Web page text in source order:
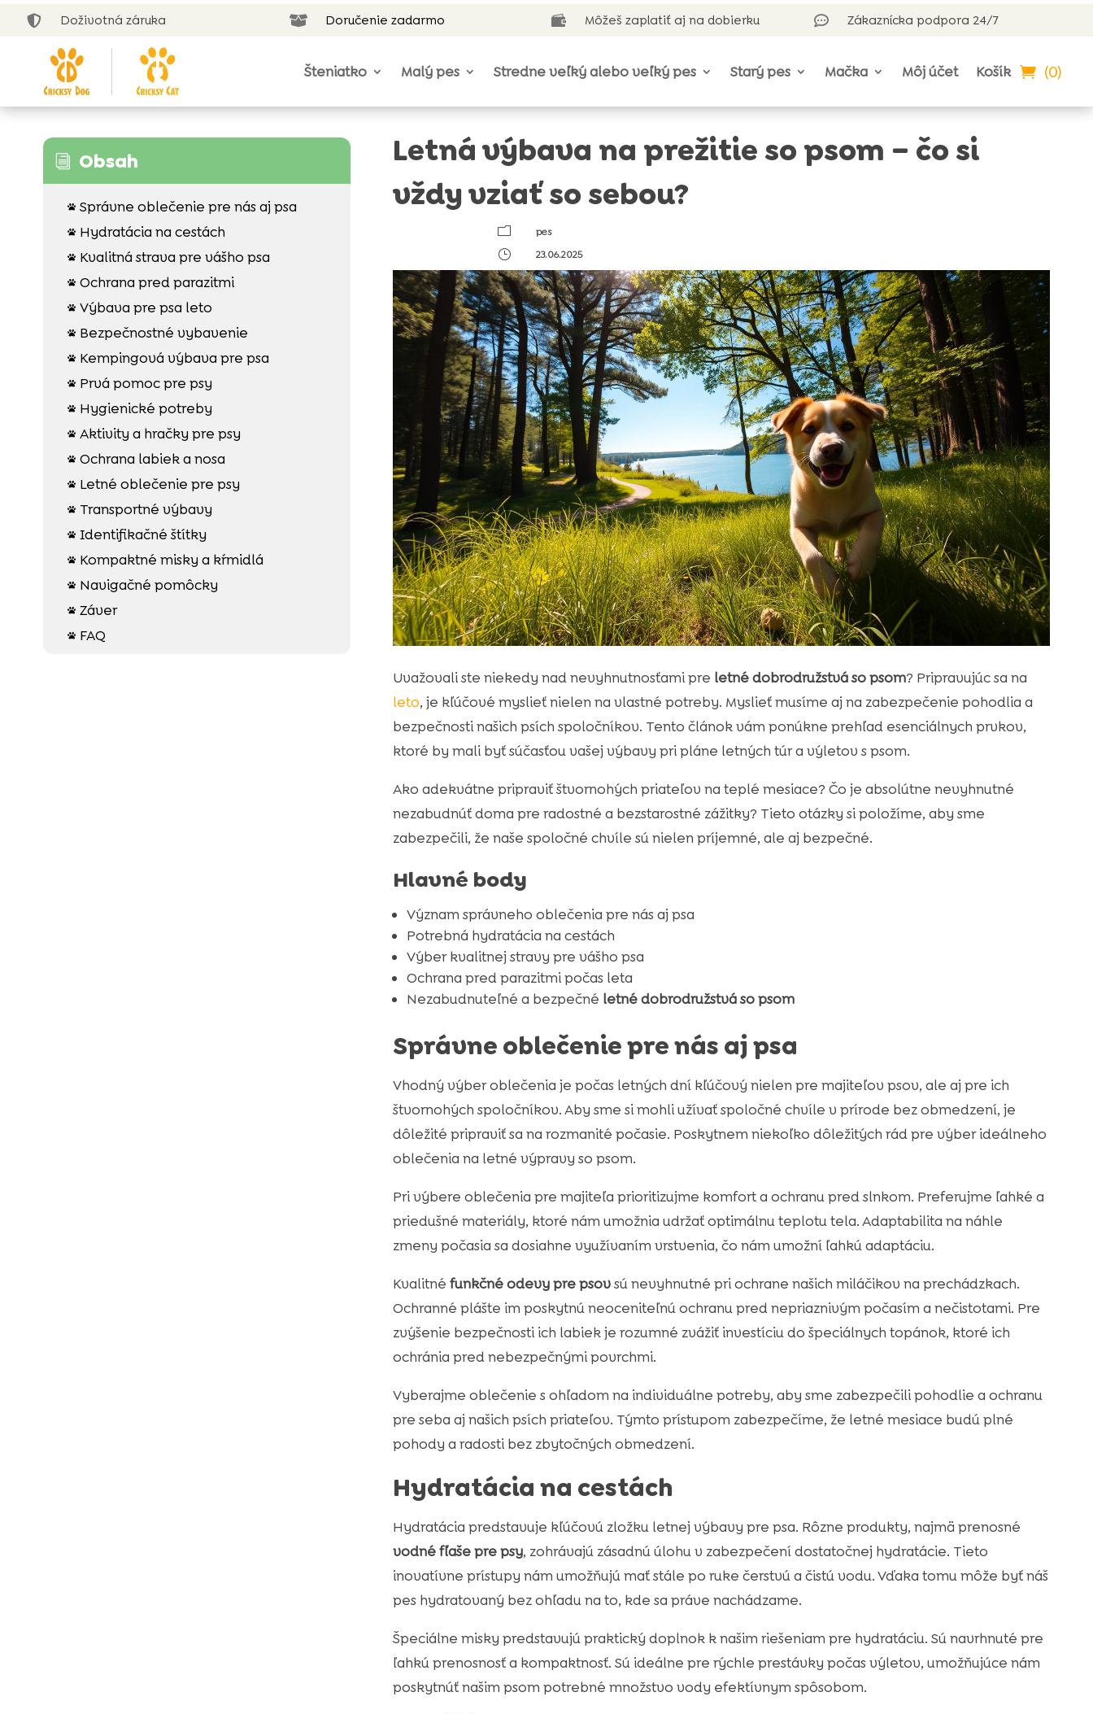
 Doživotná záruka  Doručenie zadarmo  Môžeš zaplatiť aj na dobierku  Zákaznícka podpora 24/7
Šteniatko Malý pes Stredne veľký alebo veľký pes Starý pes Mačka Môj účet Košík (0)
i Obsah
 Správne oblečenie pre nás aj psa
 Hydratácia na cestách
 Kvalitná strava pre vášho psa
 Ochrana pred parazitmi
 Výbava pre psa leto
 Bezpečnostné vybavenie
 Kempingová výbava pre psa
 Prvá pomoc pre psy
 Hygienické potreby
 Aktivity a hračky pre psy
 Ochrana labiek a nosa
 Letné oblečenie pre psy
 Transportné výbavy
 Identifikačné štítky
 Kompaktné misky a kŕmidlá
 Navigačné pomôcky
 Záver
 FAQ
Letná výbava na prežitie so psom – čo si
vždy vziať so sebou?
m
pes
}
23.06.2025
Uvažovali ste niekedy nad nevyhnutnosťami pre letné dobrodružstvá so psom? Pripravujúc sa na
leto, je kľúčové myslieť nielen na vlastné potreby. Myslieť musíme aj na zabezpečenie pohodlia a
bezpečnosti našich psích spoločníkov. Tento článok vám ponúkne prehľad esenciálnych prvkov,
ktoré by mali byť súčasťou vašej výbavy pri pláne letných túr a výletov s psom.
Ako adekvátne pripraviť štvornohých priateľov na teplé mesiace? Čo je absolútne nevyhnutné
nezabudnúť doma pre radostné a bezstarostné zážitky? Tieto otázky si položíme, aby sme
zabezpečili, že naše spoločné chvíle sú nielen príjemné, ale aj bezpečné.
Hlavné body
Význam správneho oblečenia pre nás aj psa
Potrebná hydratácia na cestách
Výber kvalitnej stravy pre vášho psa
Ochrana pred parazitmi počas leta
Nezabudnuteľné a bezpečné letné dobrodružstvá so psom
Správne oblečenie pre nás aj psa
Vhodný výber oblečenia je počas letných dní kľúčový nielen pre majiteľov psov, ale aj pre ich
štvornohých spoločníkov. Aby sme si mohli užívať spoločné chvíle v prírode bez obmedzení, je
dôležité pripraviť sa na rozmanité počasie. Poskytnem niekoľko dôležitých rád pre výber ideálneho
oblečenia na letné výpravy so psom.
Pri výbere oblečenia pre majiteľa prioritizujme komfort a ochranu pred slnkom. Preferujme ľahké a
priedušné materiály, ktoré nám umožnia udržať optimálnu teplotu tela. Adaptabilita na náhle
zmeny počasia sa dosiahne využívaním vrstvenia, čo nám umožní ľahkú adaptáciu.
Kvalitné funkčné odevy pre psovsú nevyhnutné pri ochrane našich miláčikov na prechádzkach.
Ochranné plášte im poskytnú neoceniteľnú ochranu pred nepriaznivým počasím a nečistotami. Pre
zvýšenie bezpečnosti ich labiek je rozumné zvážiť investíciu do špeciálnych topánok, ktoré ich
ochránia pred nebezpečnými povrchmi.
Vyberajme oblečenie s ohľadom na individuálne potreby, aby sme zabezpečili pohodlie a ochranu
pre seba aj našich psích priateľov. Týmto prístupom zabezpečíme, že letné mesiace budú plné
pohody a radosti bez zbytočných obmedzení.
Hydratácia na cestách
Hydratácia predstavuje kľúčovú zložku letnej výbavy pre psa. Rôzne produkty, najmä prenosné
vodné fľaše pre psy, zohrávajú zásadnú úlohu v zabezpečení dostatočnej hydratácie. Tieto
inovatívne prístupy nám umožňujú mať stále po ruke čerstvú a čistú vodu. Vďaka tomu môže byť náš
pes hydratovaný bez ohľadu na to, kde sa práve nachádzame.
Špeciálne misky predstavujú praktický doplnok k našim riešeniam pre hydratáciu. Sú navrhnuté pre
ľahkú prenosnosť a kompaktnosť. Sú ideálne pre rýchle prestávky počas výletov, umožňujúce nám
poskytnúť našim psom potrebné množstvo vody efektívnym spôsobom.